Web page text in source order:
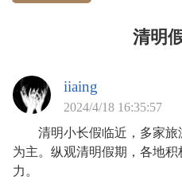
清明
iiaing
2024/4/18 16:35:57
清明小长假临近，多家旅
为主。纵观清明假期，各地
力。